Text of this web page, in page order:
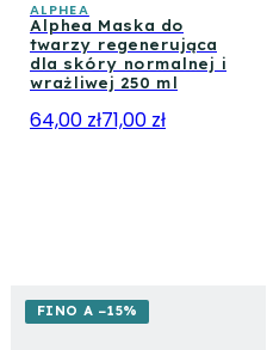
ALPHEA
Alphea Maska do
twarzy regenerująca
dla skóry normalnej i
wrażliwej 250 ml
64,00 zł71,00 zł
FINO A −15%